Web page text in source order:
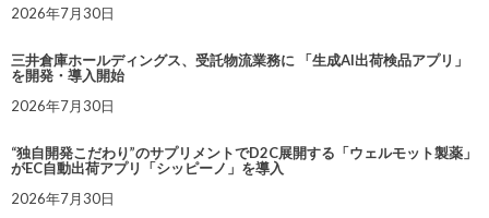
2026年7月30日
三井倉庫ホールディングス、受託物流業務に 「生成AI出荷検品アプリ」
を開発・導入開始
2026年7月30日
“独自開発こだわり”のサプリメントでD2C展開する「ウェルモット製薬」
がEC自動出荷アプリ「シッピーノ」を導入
2026年7月30日